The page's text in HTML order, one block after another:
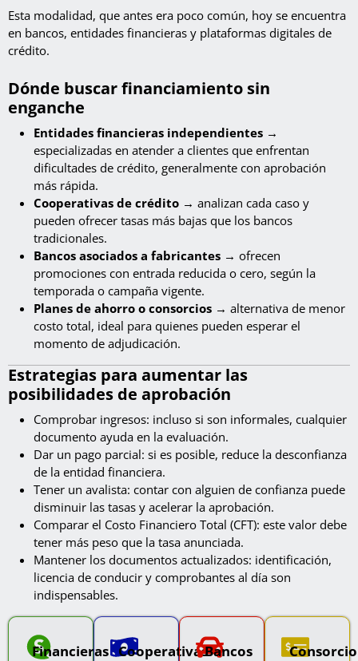
Esta modalidad, que antes era poco común, hoy se encuentra
en bancos, entidades financieras y plataformas digitales de
crédito.
Dónde buscar financiamiento sin
enganche
Entidades financieras independientes →
especializadas en atender a clientes que enfrentan
dificultades de crédito, generalmente con aprobación
más rápida.
Cooperativas de crédito → analizan cada caso y
pueden ofrecer tasas más bajas que los bancos
tradicionales.
Bancos asociados a fabricantes → ofrecen
promociones con entrada reducida o cero, según la
temporada o campaña vigente.
Planes de ahorro o consorcios → alternativa de menor
costo total, ideal para quienes pueden esperar el
momento de adjudicación.
Estrategias para aumentar las
posibilidades de aprobación
Comprobar ingresos: incluso si son informales, cualquier
documento ayuda en la evaluación.
Dar un pago parcial: si es posible, reduce la desconfianza
de la entidad financiera.
Tener un avalista: contar con alguien de confianza puede
disminuir las tasas y acelerar la aprobación.
Comparar el Costo Financiero Total (CFT): este valor debe
tener más peso que la tasa anunciada.
Mantener los documentos actualizados: identificación,
licencia de conducir y comprobantes al día son
indispensables.
Financieras CooperativasBancos
Consorcio